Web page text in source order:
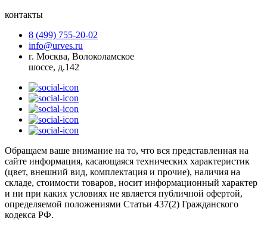
контакты
8 (499) 755-20-02
info@urves.ru
г. Москва, Волоколамское
шоссе, д.142
Обращаем ваше внимание на то, что вся представленная на
сайте информация, касающаяся технических характеристик
(цвет, внешний вид, комплектация и прочие), наличия на
складе, стоимости товаров, носит информационный характер
и ни при каких условиях не является публичной офертой,
определяемой положениями Статьи 437(2) Гражданского
кодекса РФ.